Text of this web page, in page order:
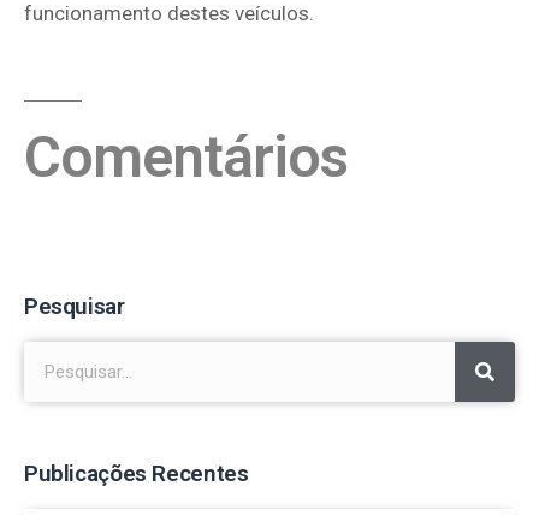
funcionamento destes veículos.
Comentários
Pesquisar
Publicações Recentes